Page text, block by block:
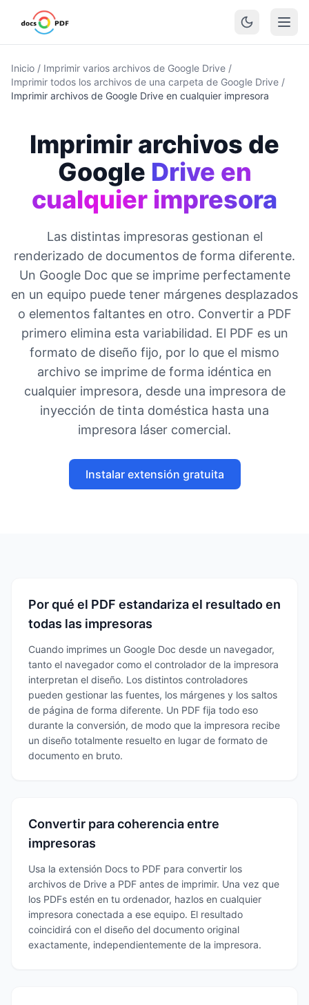
Inicio / Imprimir varios archivos de Google Drive /
Imprimir todos los archivos de una carpeta de Google Drive /
Imprimir archivos de Google Drive en cualquier impresora
Imprimir archivos de
Google Drive en
cualquier impresora
Las distintas impresoras gestionan el
renderizado de documentos de forma diferente.
Un Google Doc que se imprime perfectamente
en un equipo puede tener márgenes desplazados
o elementos faltantes en otro. Convertir a PDF
primero elimina esta variabilidad. El PDF es un
formato de diseño fijo, por lo que el mismo
archivo se imprime de forma idéntica en
cualquier impresora, desde una impresora de
inyección de tinta doméstica hasta una
impresora láser comercial.
Instalar extensión gratuita
Por qué el PDF estandariza el resultado en
todas las impresoras
Cuando imprimes un Google Doc desde un navegador,
tanto el navegador como el controlador de la impresora
interpretan el diseño. Los distintos controladores
pueden gestionar las fuentes, los márgenes y los saltos
de página de forma diferente. Un PDF fija todo eso
durante la conversión, de modo que la impresora recibe
un diseño totalmente resuelto en lugar de formato de
documento en bruto.
Convertir para coherencia entre
impresoras
Usa la extensión Docs to PDF para convertir los
archivos de Drive a PDF antes de imprimir. Una vez que
los PDFs estén en tu ordenador, hazlos en cualquier
impresora conectada a ese equipo. El resultado
coincidirá con el diseño del documento original
exactamente, independientemente de la impresora.